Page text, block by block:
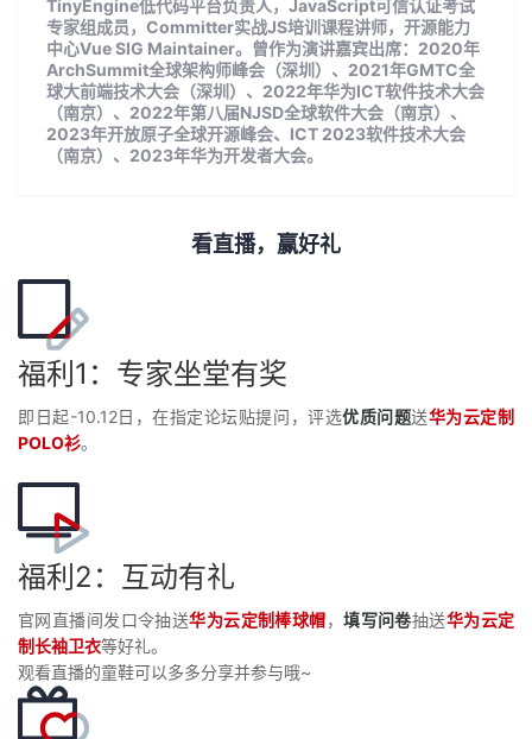
者
程
认
证
的
实
我
的
藏
支
我
支
持
声
建
TinyEngine低代码平台负责人，JavaScript可信认证考试
专家组成员，Committer实战JS培训课程讲师，开源能力
中心Vue SIG Maintainer。曾作为演讲嘉宾出席：2020年
ArchSummit全球架构师峰会（深圳）、2021年GMTC全
球大前端技术大会（深圳）、2022年华为ICT软件技术大会
（南京）、2022年第八届NJSD全球软件大会（南京）、
2023年开放原子全球开源峰会、ICT 2023软件技术大会
（南京）、2023年华为开发者大会。
看直播，赢好礼
福利1：专家坐堂有奖
即日起-10.12日，在指定论坛贴提问，评选优质问题送华为云定制
POLO衫。
福利2：互动有礼
官网直播间发口令抽送华为云定制棒球帽，填写问卷抽送华为云定
制长袖卫衣等好礼。
观看直播的童鞋可以多多分享并参与哦~